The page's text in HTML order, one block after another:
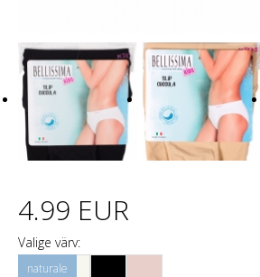
4.99 EUR
Valige värv: